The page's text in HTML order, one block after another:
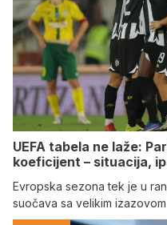
UEFA tabela ne laže:
koeficijent – situacija,
Evropska sezona tek je u
suočava sa velikim izazovom